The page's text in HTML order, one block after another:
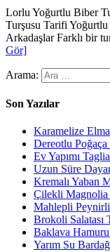
Lorlu Yoğurtlu Biber
Turşusu Tarifi
Arkadaşlar Farklı bir
Gör]
Arama:
Son Yazılar
Karamelize
Dereotlu
Ev Yapımı
Uzun Süre
Kremalı Yaban
Çilekli Magnolia
Mahlepli
Brokoli Salatası
Baklava
Yarım Su